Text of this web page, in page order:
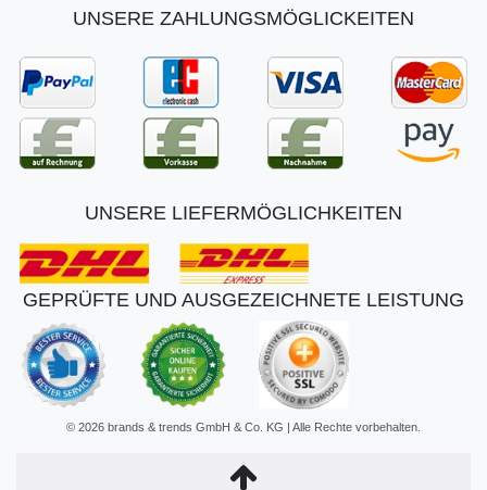
UNSERE ZAHLUNGSMÖGLICKEITEN
UNSERE LIEFERMÖGLICHKEITEN
GEPRÜFTE UND AUSGEZEICHNETE LEISTUNG
© 2026 brands & trends GmbH & Co. KG | Alle Rechte vorbehalten.